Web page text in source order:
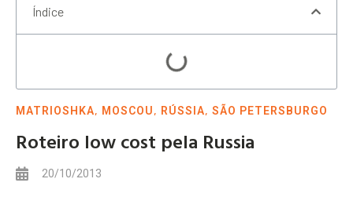
Índice
MATRIOSHKA, MOSCOU, RÚSSIA, SÃO PETERSBURGO
Roteiro low cost pela Russia
20/10/2013